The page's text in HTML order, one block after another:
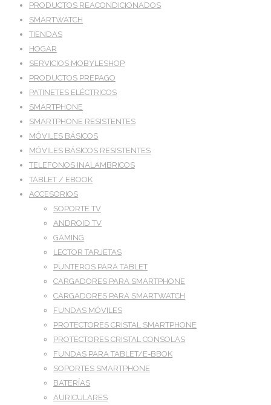
PRODUCTOS REACONDICIONADOS
SMARTWATCH
TIENDAS
HOGAR
SERVICIOS MOBYLESHOP
PRODUCTOS PREPAGO
PATINETES ELÉCTRICOS
SMARTPHONE
SMARTPHONE RESISTENTES
MÓVILES BÁSICOS
MÓVILES BÁSICOS RESISTENTES
TELEFONOS INALAMBRICOS
TABLET / EBOOK
ACCESORIOS
SOPORTE TV
ANDROID TV
GAMING
LECTOR TARJETAS
PUNTEROS PARA TABLET
CARGADORES PARA SMARTPHONE
CARGADORES PARA SMARTWATCH
FUNDAS MÓVILES
PROTECTORES CRISTAL SMARTPHONE
PROTECTORES CRISTAL CONSOLAS
FUNDAS PARA TABLET/E-BBOK
SOPORTES SMARTPHONE
BATERÍAS
AURICULARES